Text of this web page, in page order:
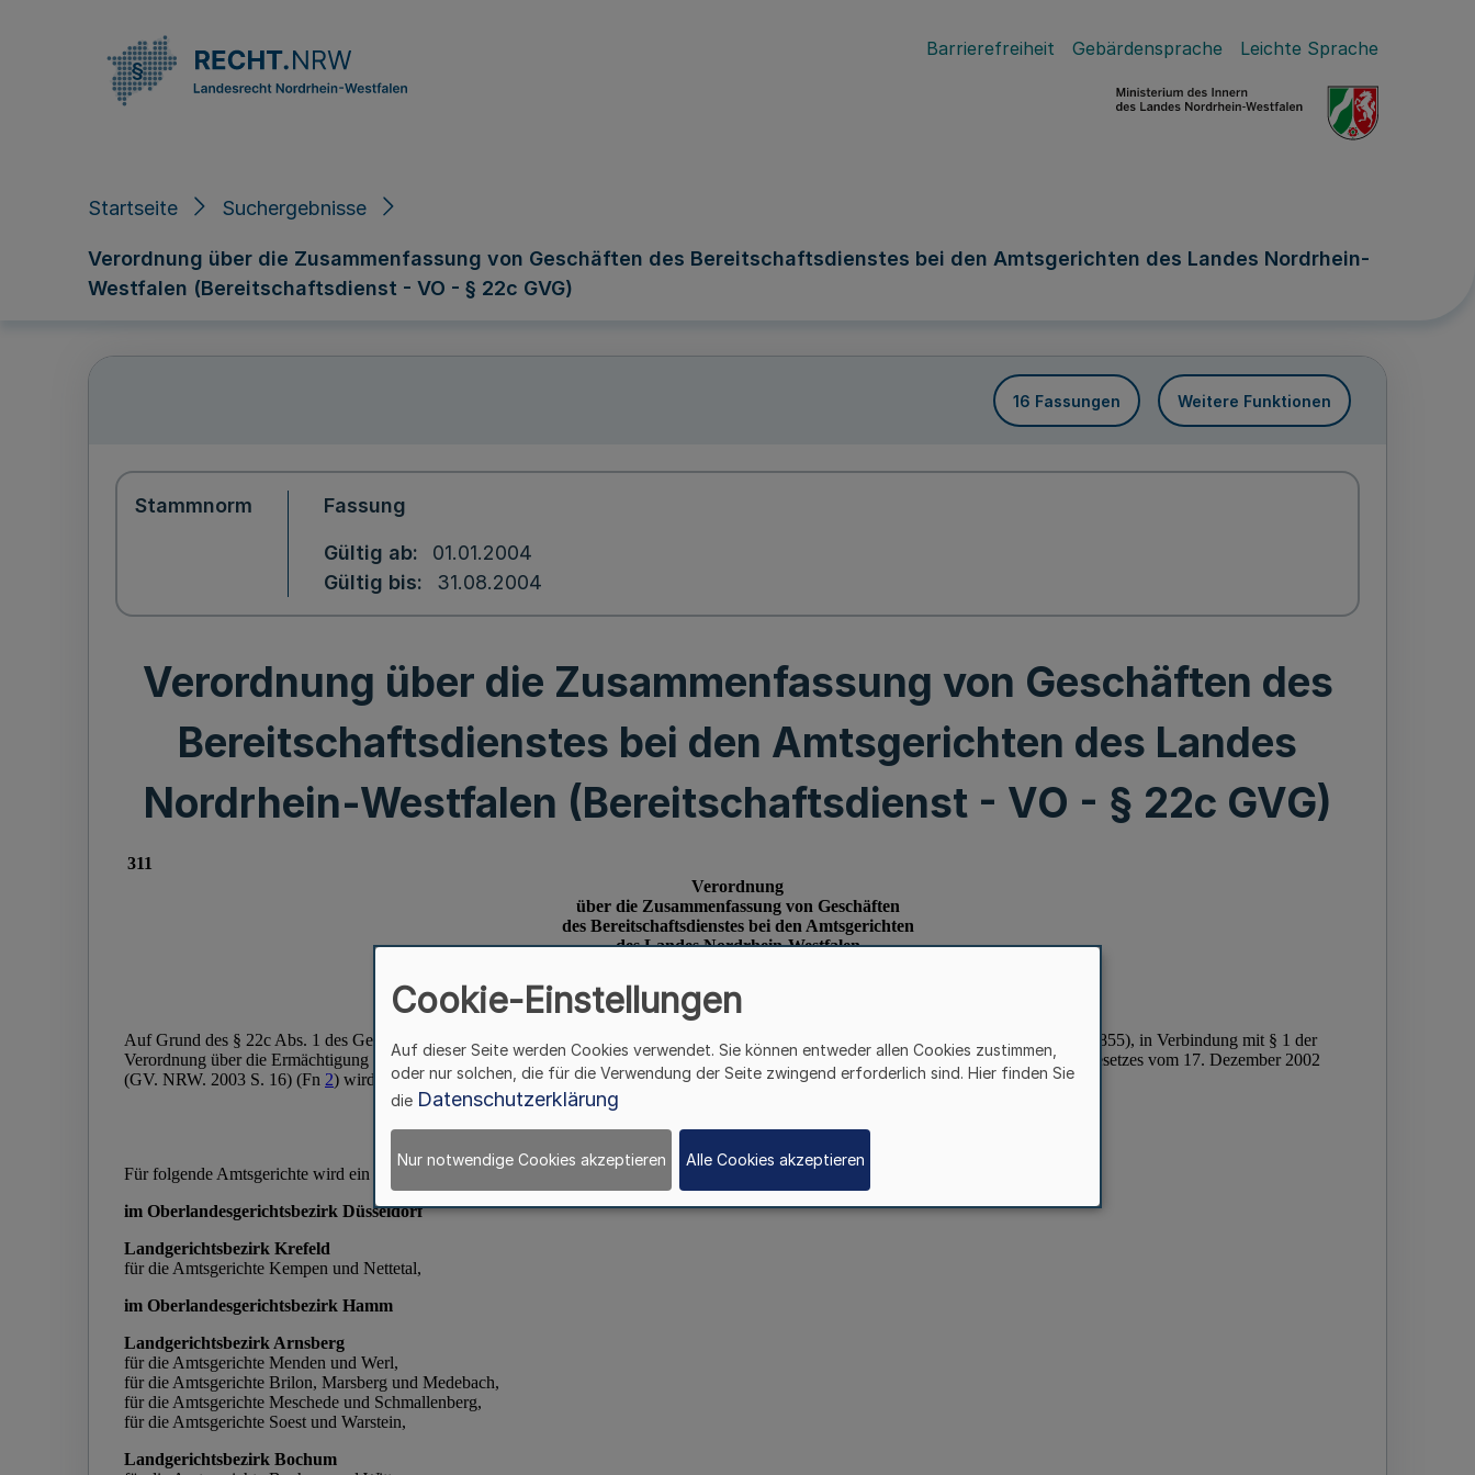
Barrierefreiheit Gebärdensprache Leichte Sprache
Startseite Suchergebnisse
Verordnung über die Zusammenfassung von Geschäften des Bereitschaftsdienstes bei den Amtsgerichten des Landes Nordrhein-
Westfalen (Bereitschaftsdienst - VO - § 22c GVG)
16 Fassungen Weitere Funktionen
Stammnorm Fassung
Gültig ab
01.01.2004
Gültig bis
31.08.2004
Verordnung über die Zusammenfassung von Geschäften des
Bereitschaftsdienstes bei den Amtsgerichten des Landes
Nordrhein-Westfalen (Bereitschaftsdienst - VO - § 22c GVG)
Cookie-Einstellungen
Auf dieser Seite werden Cookies verwendet. Sie können entweder allen Cookies zustimmen,
oder nur solchen, die für die Verwendung der Seite zwingend erforderlich sind. Hier finden Sie
die Datenschutzerklärung
Nur notwendige Cookies akzeptieren Alle Cookies akzeptieren